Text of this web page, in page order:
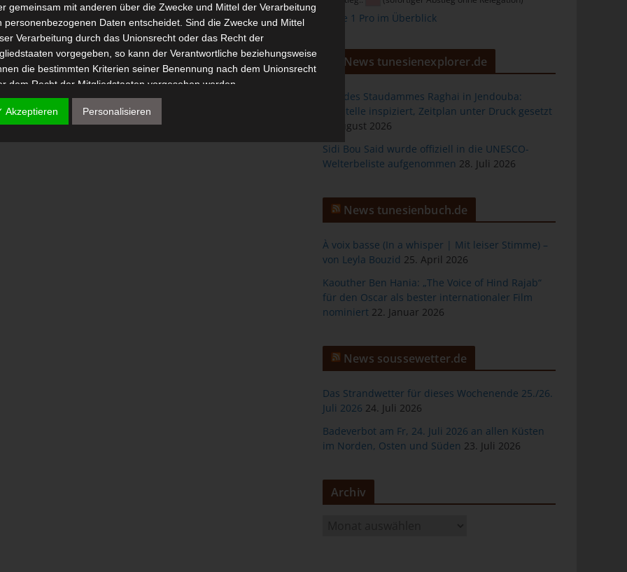
Ligue 1 Pro im Überblick
News tunesienexplorer.de
Bau des Staudammes Raghai in Jendouba:
Baustelle inspiziert, Zeitplan unter Druck gesetzt
2. August 2026
Sidi Bou Said wurde offiziell in die UNESCO-
Welterbeliste aufgenommen 28. Juli 2026
News tunesienbuch.de
À voix basse (In a whisper | Mit leiser Stimme) –
von Leyla Bouzid 25. April 2026
Kaouther Ben Hania: „The Voice of Hind Rajab“
für den Oscar als bester internationaler Film
nominiert 22. Januar 2026
News soussewetter.de
Das Strandwetter für dieses Wochenende 25./26.
Juli 2026 24. Juli 2026
Badeverbot am Fr, 24. Juli 2026 an allen Küsten
im Norden, Osten und Süden 23. Juli 2026
Archiv
gemeinsam mit anderen über die Zwecke und Mittel der Verarbeitung
personenbezogenen Daten entscheidet. Sind die Zwecke und Mittel
Verarbeitung durch das Unionsrecht oder das Recht der
vorgegeben, so kann der Verantwortliche beziehungsweise
die bestimmten Kriterien seiner Benennung nach dem Unionsrecht
dem Recht der Mitgliedstaaten vorgesehen werden.
Auftragsverarbeiter
oder andere Stelle, die personenbezogene Daten im Auftrag des
ist jede von der betroffenen Person freiwillig für den bestimmten
Akzeptieren Personalisieren